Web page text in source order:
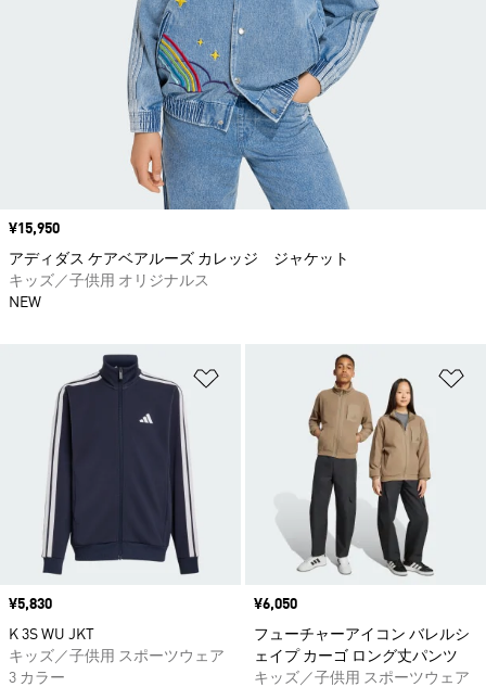
ほしいものリストに追加
価格
¥5,830
K 3S WU JKT
キッズ／子供用 スポーツウェア
3 カラー
価格
¥6,050
フューチャーアイコン バレルシ
ェイプ カーゴ ロング丈パンツ
キッズ／子供用 スポーツウェア
価格
¥15,950
アディダス ケアベアルーズ カレッジ ジャケット
キッズ／子供用 オリジナルス
NEW